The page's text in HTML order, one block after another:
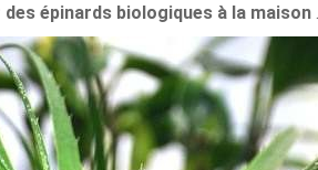
épinards biologiques à la maison .